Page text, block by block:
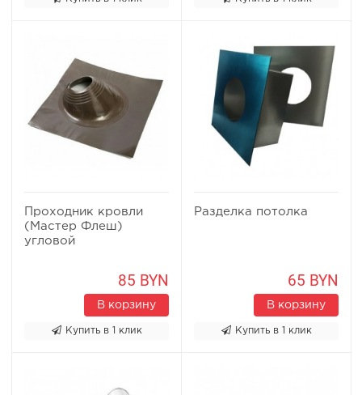
Проходник кровли
(Мастер Флеш)
угловой
85 BYN
В корзину
Купить в 1 клик
Разделка потолка
65 BYN
В корзину
Купить в 1 клик